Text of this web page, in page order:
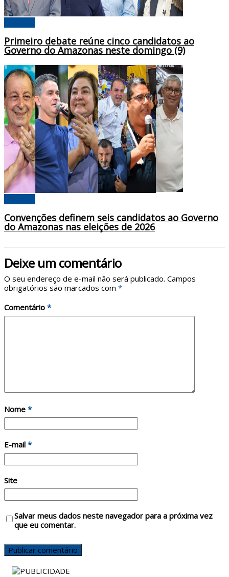
Primeiro debate reúne cinco candidatos ao
Governo do Amazonas neste domingo (9)
Convenções definem seis candidatos ao Governo
do Amazonas nas eleições de 2026
Deixe um comentário
O seu endereço de e-mail não será publicado. Campos
obrigatórios são marcados com *
Comentário *
Nome *
E-mail *
Site
Salvar meus dados neste navegador para a próxima vez
que eu comentar.